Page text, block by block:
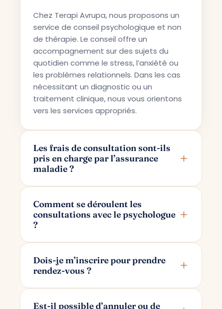
Chez Terapi Avrupa, nous proposons un
service de conseil psychologique et non
de thérapie. Le conseil offre un
accompagnement sur des sujets du
quotidien comme le stress, l’anxiété ou
les problèmes relationnels. Dans les cas
nécessitant un diagnostic ou un
traitement clinique, nous vous orientons
vers les services appropriés.
Les frais de consultation sont-ils
pris en charge par l’assurance
maladie ?
conseil privé ; pour cette raison, les frais
ne sont pas pris en charge par les
assurances maladie.
Comment se déroulent les
consultations avec le psychologue
?
via Google Meet. Après avoir pris votre
rendez-vous, un lien de consultation
Dois-je m’inscrire pour prendre
rendez-vous ?
d’indiquer votre nom et votre adresse e-
Est-il possible d’annuler ou de